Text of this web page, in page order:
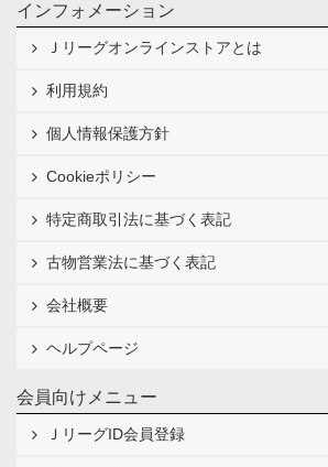
インフォメーション
Ｊリーグオンラインストアとは
利用規約
個人情報保護方針
Cookieポリシー
特定商取引法に基づく表記
古物営業法に基づく表記
会社概要
ヘルプページ
会員向けメニュー
ＪリーグID会員登録